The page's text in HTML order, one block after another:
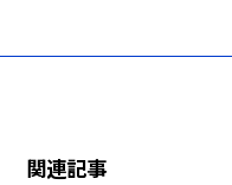
関連記事